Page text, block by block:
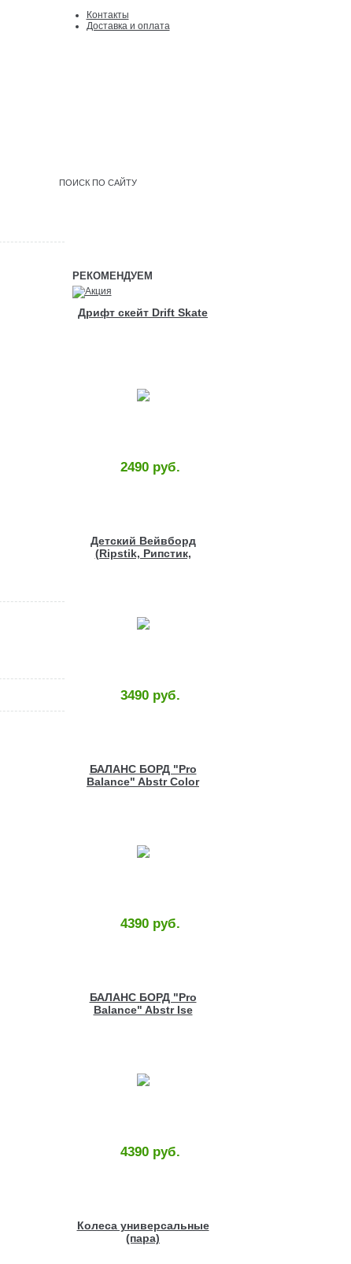
Контакты
Доcтавка и оплата
РЕКОМЕНДУЕМ
Дрифт скейт Drift Skate
2490 руб.
Детский Вейвборд
(Ripstik, Рипстик,
3490 руб.
БАЛАНС БОРД "Pro
Balance" Abstr Color
4390 руб.
БАЛАНС БОРД "Pro
Balance" Abstr Ise
4390 руб.
Колеса универсальные
(пара)